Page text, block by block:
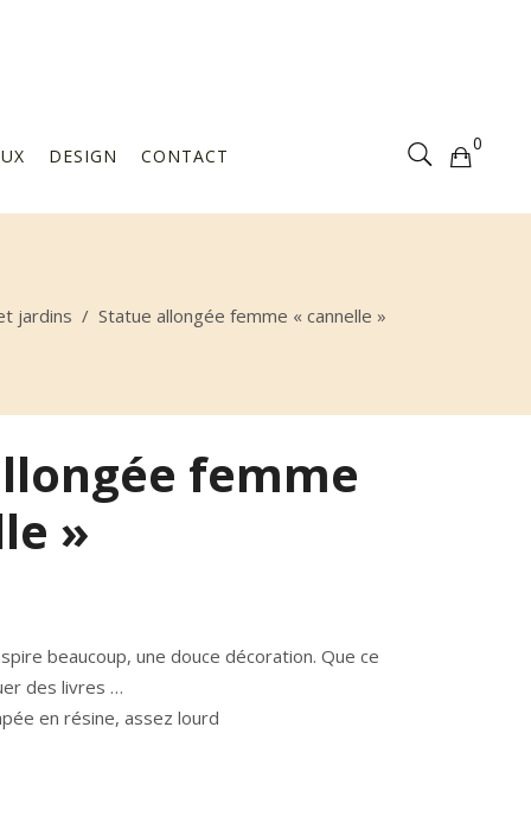
DESIGN CONTACT
0
Votre sélection est vide
jardins / Statue allongée femme « cannelle »
femme
»
beaucoup, une douce décoration. Que ce
des livres …
en résine, assez lourd